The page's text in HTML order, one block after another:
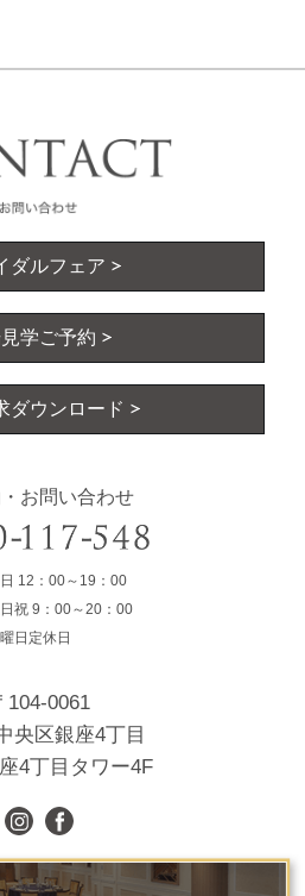
ダルフェア
学ご予約
ダウンロード
お問い合わせ
12：00～19：00
祝 9：00～20：00
日定休日
104-0061
央区銀座4丁目
4丁目タワー4F